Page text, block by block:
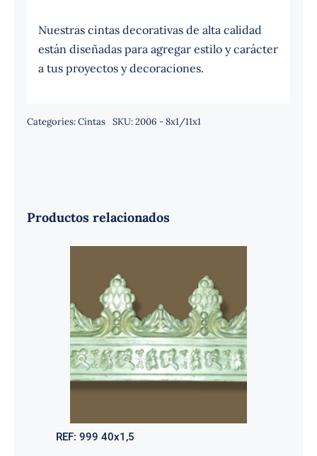
Nuestras cintas decorativas de alta calidad
están diseñadas para agregar estilo y carácter
a tus proyectos y decoraciones.
Categories:Cintas SKU:2006 - 8x1/11x1
Productos relacionados
REF: 999 40x1,5